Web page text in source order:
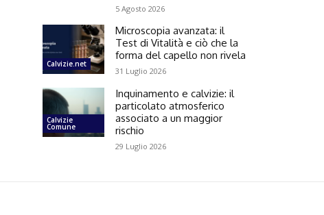
5 Agosto 2026
Calvizie.net
Microscopia avanzata: il
Test di Vitalità e ciò che la
forma del capello non rivela
31 Luglio 2026
Calvizie
Comune
Inquinamento e calvizie: il
particolato atmosferico
associato a un maggior
rischio
29 Luglio 2026